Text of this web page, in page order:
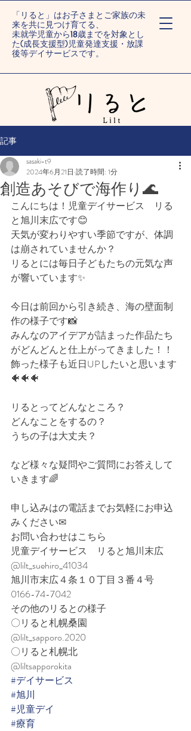
「リると」はお子さまとご家族の未
来を共に見つけ育てる、
未就学児童から18歳までを対象とし
た(成長支援型)児童発達支援・放課
後等デイサービスです。
記事
創造あそびで海作り🌊
sasaki-t9
2024年6月21日 読了時間: 1分
こんにちは！児童デイサービス　リる
と旭川末広です😊
天気が変わりやすい季節ですが、体調
は崩されていませんか？
リるとには毎日子どもたちの元気な声
が響いています✨
今日は前回から引き続き、海の壁面制
作の様子です📸
みんなのアイデアが詰まった作品たち
がどんどんと仕上がってきました！！
飾った様子も近日UPしたいと思います
🐠🐠🐠
リるとってどんなところ⁡？
どんなことをするの⁡？
うちの子は大丈夫⁡？
など様々な疑問やご質問にお答えして
いきます🌈⁡⁡
申し込みはの電話までお気軽にお申込
みください⁡✉
お問い合わせはこちら
児童デイサービス　リると旭川末広
@lilt_suehiro_41034
旭川市末広４条１０丁目３番４号
0166-74-7042
その他のリるとの様子
〇リると札幌桑園
@lilt_sapporo.2020
〇リると札幌北
@liltsapporokita
#デイサービス
#旭川
#児童デイ
#療育